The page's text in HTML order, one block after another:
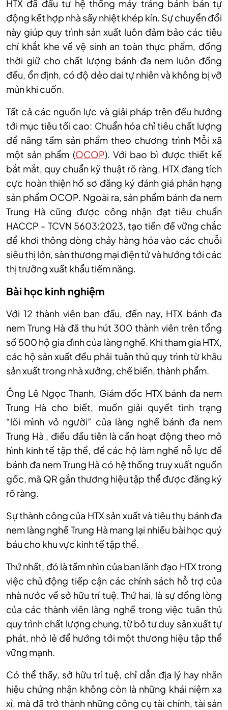
HTX đã đầu tư hệ thống máy tráng bánh bán tự
động kết hợp nhà sấy nhiệt khép kín. Sự chuyển đổi
này giúp quy trình sản xuất luôn đảm bảo các tiêu
chí khắt khe về vệ sinh an toàn thực phẩm, đồng
thời giữ cho chất lượng bánh đa nem luôn đồng
đều, ổn định, có độ dẻo dai tự nhiên và không bị vỡ
mủn khi cuốn.
Tất cả các nguồn lực và giải pháp trên đều hướng
tới mục tiêu tối cao: Chuẩn hóa chỉ tiêu chất lượng
để nâng tầm sản phẩm theo chương trình Mỗi xã
một sản phẩm (OCOP). Với bao bì được thiết kế
bắt mắt, quy chuẩn kỹ thuật rõ ràng, HTX đang tích
cực hoàn thiện hồ sơ đăng ký đánh giá phân hạng
sản phẩm OCOP. Ngoài ra, sản phẩm bánh đa nem
Trung Hà cũng được công nhận đạt tiêu chuẩn
HACCP - TCVN 5603:2023, tạo tiền đề vững chắc
để khơi thông dòng chảy hàng hóa vào các chuỗi
siêu thị lớn, sàn thương mại điện tử và hướng tới các
thị trường xuất khẩu tiềm năng.
Bài học kinh nghiệm
Với 12 thành viên ban đầu, đến nay, HTX bánh đa
nem Trung Hà đã thu hút 300 thành viên trên tổng
số 500 hộ gia đình của làng nghề. Khi tham gia HTX,
các hộ sản xuất đều phải tuân thủ quy trình từ khâu
sản xuất trong nhà xưởng, chế biến, thành phẩm.
Ông Lê Ngọc Thanh, Giám đốc HTX bánh đa nem
Trung Hà cho biết, muốn giải quyết tình trạng
“lõi mình vỏ người” của làng nghề bánh đa nem
Trung Hà , điều đầu tiên là cần hoạt động theo mô
hình kinh tế tập thể, để các hộ làm nghề nỗ lực để
bánh đa nem Trung Hà có hệ thống truy xuất nguồn
gốc, mã QR gắn thương hiệu tập thể được đăng ký
rõ ràng.
Sự thành công của HTX sản xuất và tiêu thụ bánh đa
nem làng nghề Trung Hà mang lại nhiều bài học quý
báu cho khu vực kinh tế tập thể.
Thứ nhất, đó là tầm nhìn của ban lãnh đạo HTX trong
việc chủ động tiếp cận các chính sách hỗ trợ của
nhà nước về sở hữu trí tuệ. Thứ hai, là sự đồng lòng
của các thành viên làng nghề trong việc tuân thủ
quy trình chất lượng chung, từ bỏ tư duy sản xuất tự
phát, nhỏ lẻ để hướng tới một thương hiệu tập thể
vững mạnh.
Có thể thấy, sở hữu trí tuệ, chỉ dẫn địa lý hay nhãn
hiệu chứng nhận không còn là những khái niệm xa
xỉ, mà đã trở thành những công cụ tài chính, tài sản